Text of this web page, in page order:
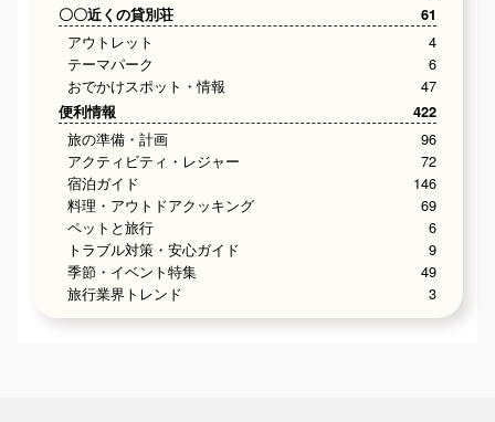
〇〇近くの貸別荘 61
アウトレット
4
テーマパーク
6
おでかけスポット・情報
47
便利情報 422
旅の準備・計画
96
アクティビティ・レジャー
72
宿泊ガイド
146
料理・アウトドアクッキング
69
ペットと旅行
6
トラブル対策・安心ガイド
9
季節・イベント特集
49
旅行業界トレンド
3